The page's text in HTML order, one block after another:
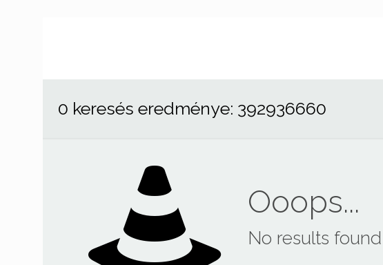
0 keresés eredménye: 392936660
Ooops...
No results